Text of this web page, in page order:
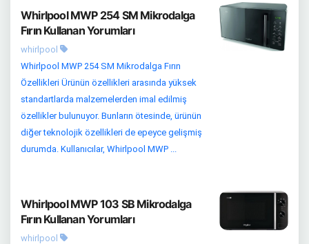
Whirlpool MWP 254 SM Mikrodalga
Fırın Kullanan Yorumları
whirlpool
Whirlpool MWP 254 SM Mikrodalga Fırın
Özellikleri Ürünün özellikleri arasında yüksek
standartlarda malzemelerden imal edilmiş
özellikler bulunuyor. Bunların ötesinde, ürünün
diğer teknolojik özellikleri de epeyce gelişmiş
durumda. Kullanıcılar, Whirlpool MWP ...
Whirlpool MWP 103 SB Mikrodalga
Fırın Kullanan Yorumları
whirlpool